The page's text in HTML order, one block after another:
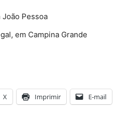
João Pessoa
em Campina Grande
X Imprimir E-mail